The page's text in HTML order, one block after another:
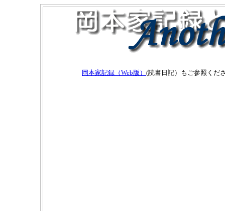
岡本家記録（Web版） (読書日記）もご参照くだ